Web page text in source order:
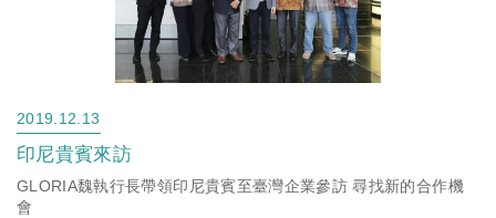
2019.12.13
印尼貴賓來訪
GLORIA魏執行長帶領印尼貴賓至臺灣企業參訪 尋找新的合作機
會